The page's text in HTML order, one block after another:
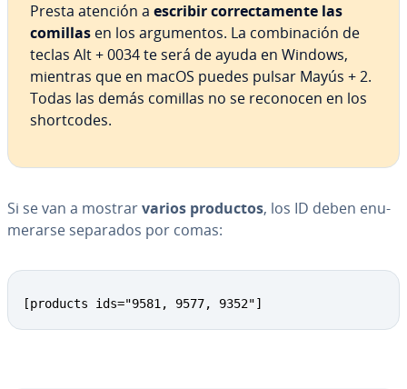
Presta atención a escribir co­rre­c­ta­me­n­te las
comillas en los ar­gu­me­n­tos. La co­m­bi­na­ción de
teclas Alt + 0034 te será de ayuda en Windows,
mientras que en macOS puedes pulsar Mayús + 2.
Todas las demás comillas no se reconocen en los
sho­r­t­co­des.
Si se van a mostrarvarios productos, los ID deben enu­
me­rar­se separados por comas:
[products ids="9581, 9577, 9352"]